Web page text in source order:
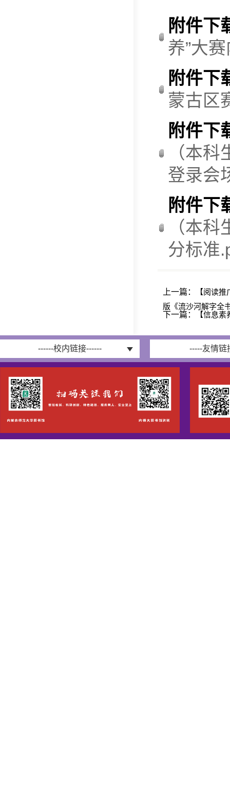
附件下
养”大
附件下
蒙古区
附件下
（本
登录会
附件下
（本
分标准
上一篇：
【阅读
版《流沙河解字全
下一篇：
【信息
------校内链接------ -----友情链